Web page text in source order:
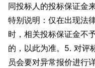
同投标人的投标保证金
特别说明：仅在出现法
时，相关投标保证金不
的，以此为准。5. 对评
员会要对异常报价进行